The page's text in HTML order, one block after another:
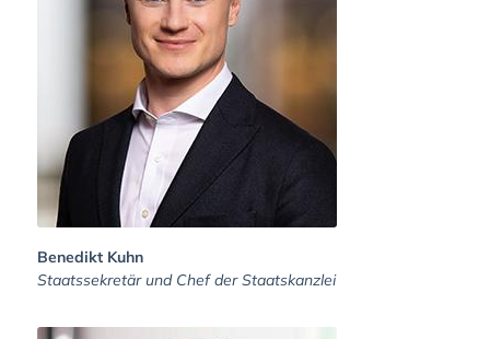
Benedikt Kuhn
Staatssekretär und Chef der Staatskanzlei